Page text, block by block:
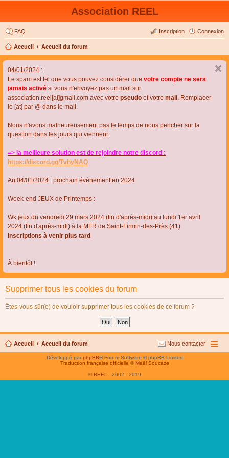
Association REEL
FAQ Connexion
Inscription
Accueil Accueil du forum
04/01/2024 :
Le spam est tel que vous pouvez considérer que votre compte ne sera
jamais activé si vous n'envoyez pas un mail sur
association.reel[at]gmail.com avec votre pseudo et votre mail . Remplacer
le [at] par @ dans le mail.
Nous n'avons malheureusement pas le temps de nous pencher sur la
question dans les jours qui viennent.
=> la meilleure solution est de rejoindre notre discord :
https://discord.gg/TvhyNAQ
Au 04/01/2024 : prochain évènement en 2024
Week-end JEUX de Printemps :
Wk jeux du vendredi 29 mars 2024 (fin d'après-midi) au lundi 1er avril
2024 (fin d'après-midi) à la MFR de Saint-Firmin-des-Près (41)
Inscriptions à venir plus tard
À bientôt !
Supprimer tous les cookies du forum
Êtes-vous sûr(e) de vouloir supprimer tous les cookies de ce forum ?
Accueil Accueil du forum Nous contacter
Développé parphpBB® Forum Software © phpBB Limited
Traduction française officielle © Maël Soucaze
© REEL - 2002 - 2019